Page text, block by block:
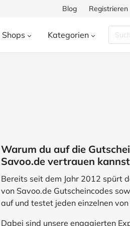
Blog Registrieren
Shops
TUI WeightWatchers
Kategorien
Haustierbedarf
Sport Studenten
Wohnen & Garten
Warum du auf die
Savoo.de vertrauen kannst
Bereits seit dem Jahr 2012 spürt
von Savoo.de Gutscheincodes
auf und testet jeden einzelnen
Dabei sind unsere engagierten